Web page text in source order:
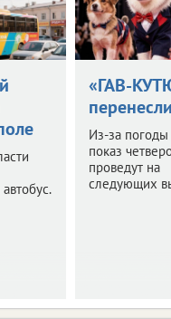
«ГАВ-
перенесли
Из-за
показ
проведут на
следующих